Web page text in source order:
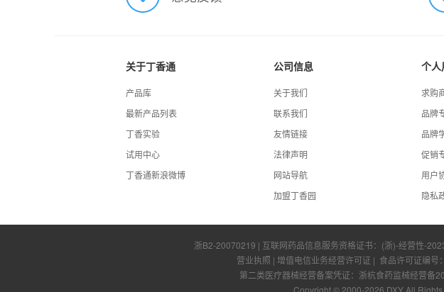
关于丁香通
产品库
最新产品列表
丁香实验
试用中心
丁香通新浪微博
公司信息
关于我们
联系我们
友情链接
法律声明
网站导航
加盟丁香园
个人
求购
品牌
品牌
促销
用户
隐私
浙B2-20070219 | 互联网药品信息服务资格证书： (浙)-经营性-
营业执照 | 增值电信业务经营许可证 | 食品许可证编号：
第二类医疗器械经营备案凭证：浙杭食药监械经营备
Copyright © 2000-2026 DXY All